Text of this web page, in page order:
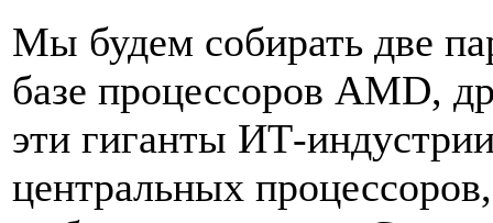
Мы будем собирать две
базе процессоров AMD,
эти гиганты ИТ-
центральных